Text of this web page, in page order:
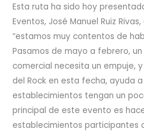
Esta ruta ha sido hoy
Eventos, José Manuel Ruiz
“estamos muy contentos de
Pasamos de mayo a febrero,
comercial necesita un empuje,
del Rock en esta fecha, ayuda
establecimientos tengan un
principal de este evento es
establecimientos participantes